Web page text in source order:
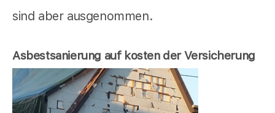
sind aber ausgenommen.
Asbestsanierung auf kosten der Versicherung